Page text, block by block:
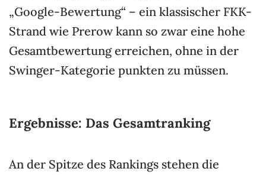
„Google-Bewertung“ – ein klassischer FKK-
Strand wie Prerow kann so zwar eine hohe
Gesamtbewertung erreichen, ohne in der
Swinger-Kategorie punkten zu müssen.
Ergebnisse: Das Gesamtranking
An der Spitze des Rankings stehen die